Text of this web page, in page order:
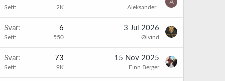
Sett 2K Aleksander_
Svar 6
Sett 550
3 Jul 2026
Ølvind
Svar 73
Sett 9K
15 Nov 2025
Finn Berger